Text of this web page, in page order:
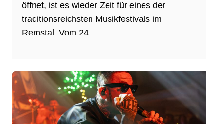
öffnet, ist es wieder Zeit für eines der
traditionsreichsten Musikfestivals im
Remstal. Vom 24.